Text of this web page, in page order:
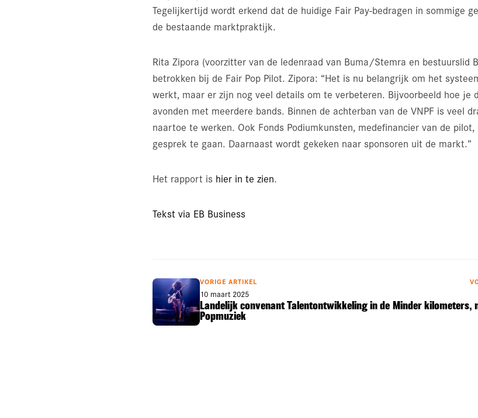
Tegelijkertijd wordt erkend dat de huidige Fair Pay-bedragen in sommige
de bestaande marktpraktijk.
Rita Zipora (voorzitter van de ledenraad van Buma/Stemra en bestuurslid
betrokken bij de Fair Pop Pilot. Zipora: “Het is nu belangrijk om het
werkt, maar er zijn nog veel details om te verbeteren. Bijvoorbeeld hoe je
avonden met meerdere bands. Binnen de achterban van de VNPF is veel
naartoe te werken. Ook Fonds Podiumkunsten, medefinancier van de
gesprek te gaan. Daarnaast wordt gekeken naar sponsoren uit de markt.”
Het rapport is hier in te zien.
Tekst via EB Business
VORIGE ARTIKEL
10 maart 2025
Landelijk convenant Talentontwikkeling in de
Popmuziek
Minder kilometers,